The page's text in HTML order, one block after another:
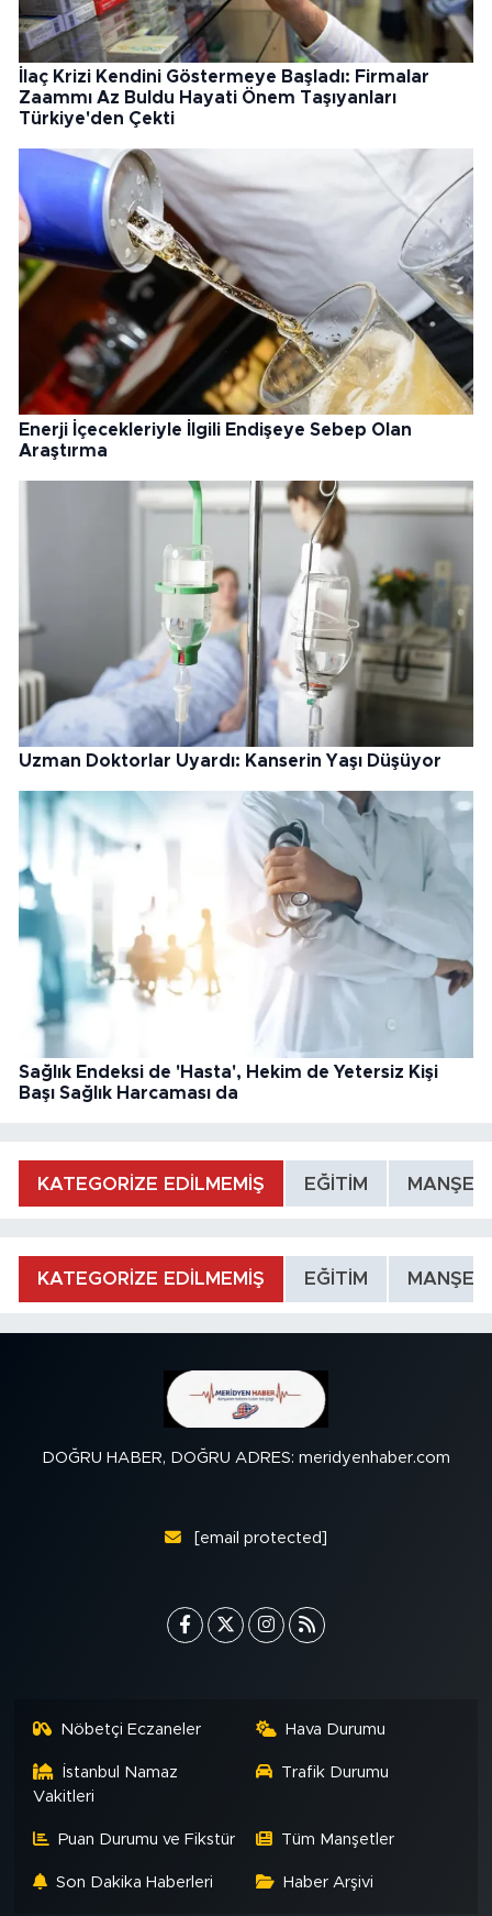
İlaç Krizi Kendini Göstermeye Başladı: Firmalar
Zaammı Az Buldu Hayati Önem Taşıyanları
Türkiye'den Çekti
Enerji İçecekleriyle İlgili Endişeye Sebep Olan
Araştırma
Uzman Doktorlar Uyardı: Kanserin Yaşı Düşüyor
Sağlık Endeksi de 'Hasta', Hekim de Yetersiz Kişi
Başı Sağlık Harcaması da
KATEGORİZE EDİLMEMİŞ EĞİTİM MANŞET
KATEGORİZE EDİLMEMİŞ EĞİTİM MANŞET
DOĞRU HABER, DOĞRU ADRES: meridyenhaber.com
[email protected]
Nöbetçi Eczaneler Hava Durumu
İstanbul Namaz
Vakitleri
Trafik Durumu
Puan Durumu ve Fikstür Tüm Manşetler
Son Dakika Haberleri Haber Arşivi